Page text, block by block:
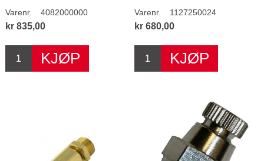
Varenr. 4082000000
kr 835,00
Varenr. 1127250024
kr 680,00